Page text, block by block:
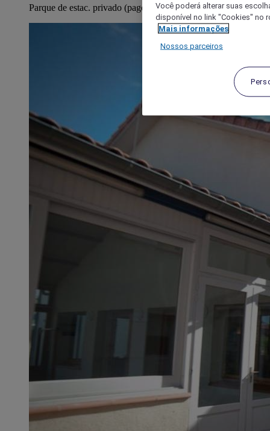
Parque de estac. privado (pago)
Você poderá alterar suas
disponível no link "Cookies" no
Mais informações
Nossos parceiros